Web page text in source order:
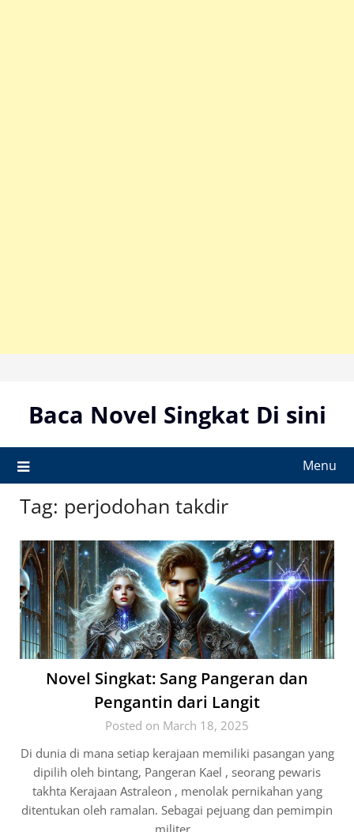
contentBaca Novel Singkat Di sini
Menu
Tag: perjodohan takdir
Novel Singkat: Sang Pangeran dan
Pengantin dari Langit
Posted on March 18, 2025
Di dunia di mana setiap kerajaan memiliki pasangan yang
dipilih oleh bintang, Pangeran Kael , seorang pewaris
takhta Kerajaan Astraleon , menolak pernikahan yang
ditentukan oleh ramalan. Sebagai pejuang dan pemimpin
militer…